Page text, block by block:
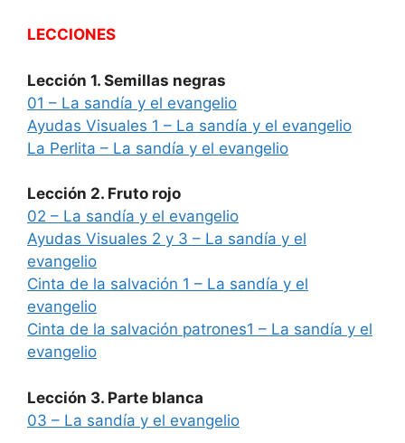
LECCIONES
Lección 1. Semillas negras
01 – La sandía y el evangelio
Ayudas Visuales 1 – La sandía y el evangelio
La Perlita – La sandía y el evangelio
Lección 2. Fruto rojo
02 – La sandía y el evangelio
Ayudas Visuales 2 y 3 – La sandía y el
evangelio
Cinta de la salvación 1 – La sandía y el
evangelio
Cinta de la salvación patrones1 – La sandía y el
evangelio
Lección 3. Parte blanca
03 – La sandía y el evangelio